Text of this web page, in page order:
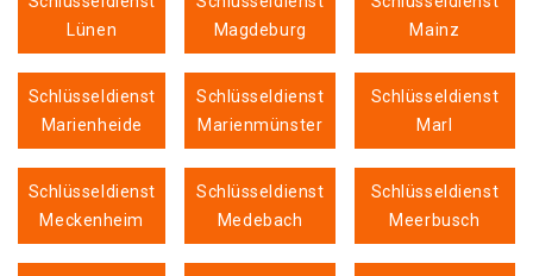
Lünen
Magdeburg
Mainz
Schlüsseldienst
Marienheide
Schlüsseldienst
Marienmünster
Schlüsseldienst
Marl
Schlüsseldienst
Meckenheim
Schlüsseldienst
Medebach
Schlüsseldienst
Meerbusch